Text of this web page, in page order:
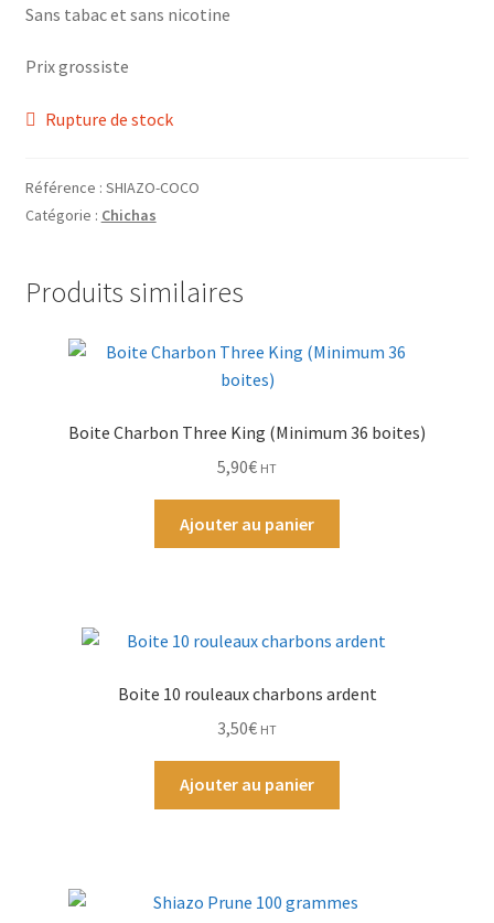
Plateau pour rouler
Vape
CBD, Poppers & Récréatifs
Pierre Cardin
Encens
Entretien / Nettoyage
Divers
Sans tabac et sans nicotine
Prix grossiste
Rupture de stock
Référence : SHIAZO-COCO
Catégorie : Chichas
Produits similaires
Boite Charbon Three King (Minimum 36 boites)
5,90€ HT
Ajouter au panier
Boite 10 rouleaux charbons ardent
3,50€ HT
Ajouter au panier